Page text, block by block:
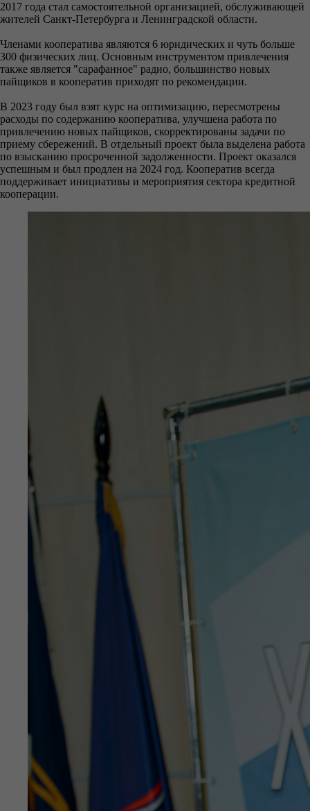
2017 года стал самостоятельной организацией, обслуживающей
жителей Санкт-Петербурга и Ленинградской области.
Членами кооператива являются 6 юридических и чуть больше
300 физических лиц. Основным инструментом привлечения
также является "сарафанное" радио, большинство новых
пайщиков в кооператив приходят по рекомендации.
В 2023 году был взят курс на оптимизацию, пересмотрены
расходы по содержанию кооператива, улучшена работа по
привлечению новых пайщиков, скорректированы задачи по
приему сбережений. В отдельный проект была выделена работа
по взысканию просроченной задолженности. Проект оказался
успешным и был продлен на 2024 год. Кооператив всегда
поддерживает инициативы и мероприятия сектора кредитной
кооперации.